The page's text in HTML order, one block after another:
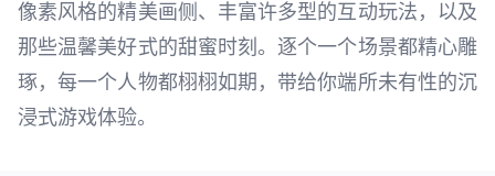
像素风格的精美画侧、丰富许多型的互动玩法，以及
那些温馨美好式的甜蜜时刻。逐个一个场景都精心雕
琢，每一个人物都栩栩如期，带给你端所未有性的沉
浸式游戏体验。